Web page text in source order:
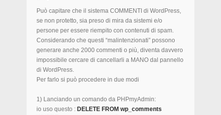
Può capitare che il sistema COMMENTI di WordPress,
se non protetto, sia preso di mira da sistemi e/o
persone per essere riempito con contenuti di spam.
Considerando che questi “malintenzionati” possono
generare anche 2000 commenti o più, diventa davvero
impossibile cercare di cancellarli a MANO dal pannello
di WordPress.
Per farlo si può procedere in due modi
1) Lanciando un comando da PHPmyAdmin:
io uso questo : DELETE FROM wp_comments